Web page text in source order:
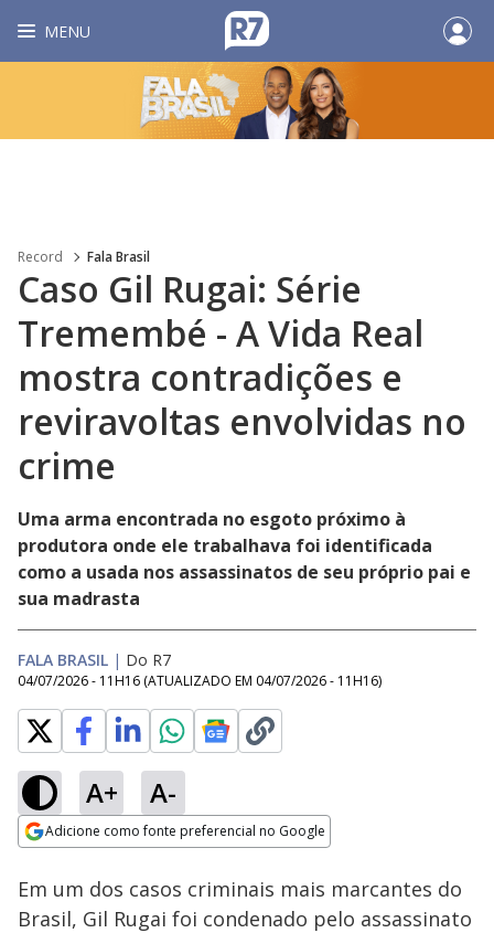
MENU
Record Fala Brasil
Caso Gil Rugai: Série
Tremembé - A Vida Real
mostra contradições e
reviravoltas envolvidas no
crime
Uma arma encontrada no esgoto próximo à
produtora onde ele trabalhava foi identificada
como a usada nos assassinatos de seu próprio pai e
sua madrasta
FALA BRASIL | Do R7
04/07/2026 - 11H16 (ATUALIZADO EM 04/07/2026 - 11H16)
A+ A-
Adicione como fonte preferencial no Google
Ativar
Loaded
20.47%
Em um dos casos criminais mais marcantes do
Brasil, Gil Rugai foi condenado pelo assassinato